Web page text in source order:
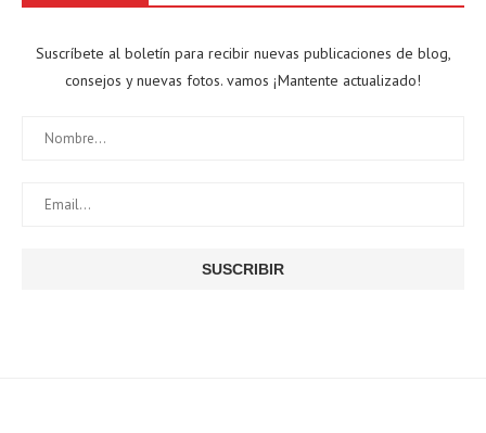
Suscríbete al boletín para recibir nuevas publicaciones de blog,
consejos y nuevas fotos. vamos ¡Mantente actualizado!